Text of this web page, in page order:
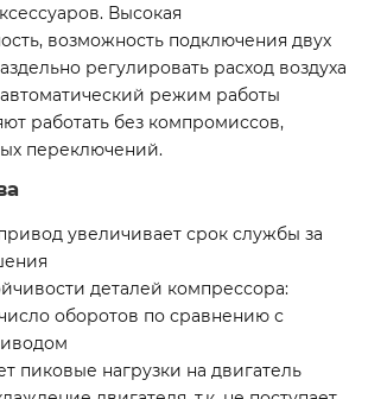
Высокая
возможность подключения двух
регулировать расход воздуха
режим работы
работать без компромиссов,
переключений.
увеличивает срок службы за
деталей компрессора:
оборотов по сравнению с
пиковые нагрузки на двигатель